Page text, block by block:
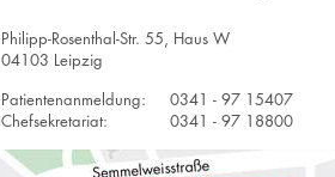
Philipp-Rosenthal-Str. 55, Haus W
04103 Leipzig
Patientenanmeldung:
0341 - 97 15407
Chefsekretariat:
0341 - 97 18800